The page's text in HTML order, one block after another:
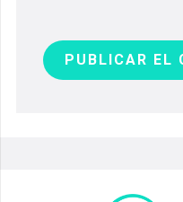
PUBLICAR EL